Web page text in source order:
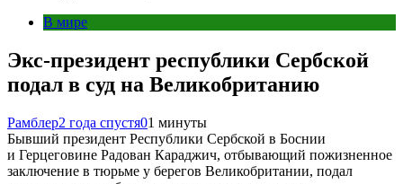
В мире
Экс-президент республики Сербской
подал в суд на Великобританию
Рамблер2 года спустя01 минуты
Бывший президент Республики Сербской в Боснии
и Герцеговине Радован Караджич, отбывающий пожизненное
заключение в тюрьме у берегов Великобритании, подал